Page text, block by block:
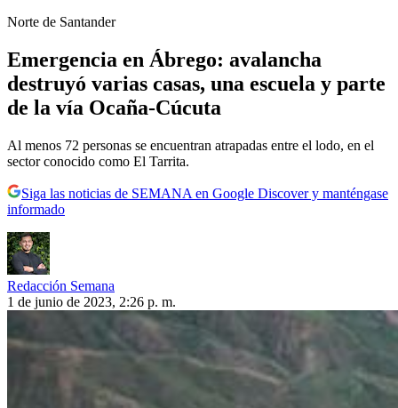
Norte de Santander
Emergencia en Ábrego: avalancha
destruyó varias casas, una escuela y parte
de la vía Ocaña-Cúcuta
Al menos 72 personas se encuentran atrapadas entre el lodo, en el
sector conocido como El Tarrita.
Siga las noticias de SEMANA en Google Discover y manténgase
informado
Redacción Semana
1 de junio de 2023, 2:26 p. m.